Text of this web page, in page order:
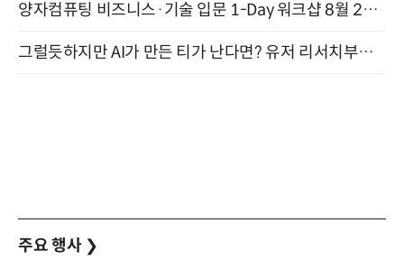
양자컴퓨팅 비즈니스·기술 입문 1-Day 워크샵 8월 28일 개최
그럴듯하지만 AI가 만든 티가 난다면? 유저 리서치부터 배포까지! (9/15)
주요 행사 ❯